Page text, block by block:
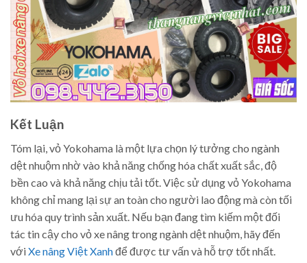
Kết Luận
Tóm lại, vỏ Yokohama là một lựa chọn lý tưởng cho ngành
dệt nhuộm nhờ vào khả năng chống hóa chất xuất sắc, độ
bền cao và khả năng chịu tải tốt. Việc sử dụng vỏ Yokohama
không chỉ mang lại sự an toàn cho người lao động mà còn tối
ưu hóa quy trình sản xuất. Nếu bạn đang tìm kiếm một đối
tác tin cậy cho vỏ xe nâng trong ngành dệt nhuộm, hãy đến
vớiXe nâng Việt Xanhđể được tư vấn và hỗ trợ tốt nhất.